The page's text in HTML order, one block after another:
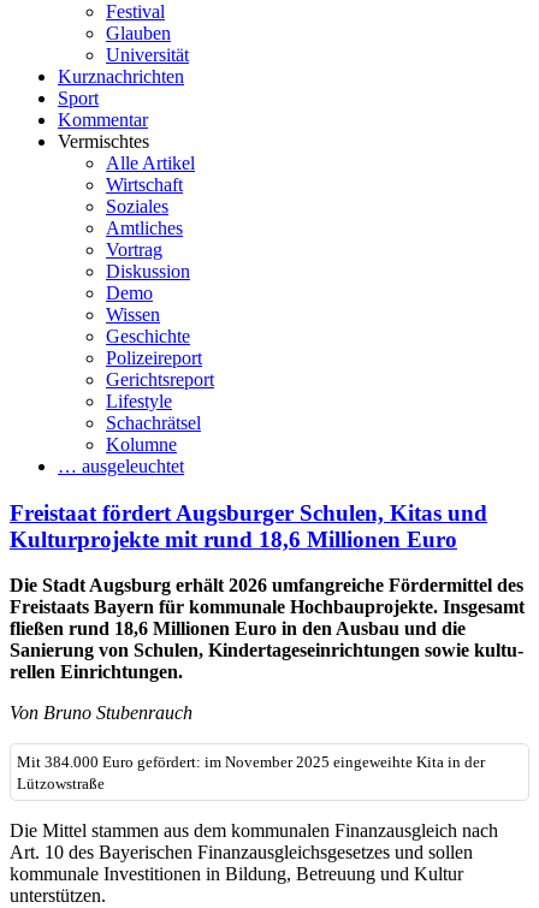
Festival
Glauben
Universität
Kurznachrichten
Sport
Kommentar
Vermischtes
Alle Artikel
Wirtschaft
Soziales
Amtliches
Vortrag
Diskussion
Demo
Wissen
Geschichte
Polizeireport
Gerichtsreport
Lifestyle
Schachrätsel
Kolumne
… ausgeleuchtet
Freistaat fördert Augsburger Schulen, Kitas und
Kultur­projekte mit rund 18,6 Millionen Euro
Die Stadt Augsburg erhält 2026 umfang­reiche Förder­mittel des
Freistaats Bayern für kommunale Hochbau­projekte. Insgesamt
fließen rund 18,6 Milli­onen Euro in den Ausbau und die
Sanierung von Schulen, Kinder­tages­ein­richtungen sowie kultu­
rellen Einrichtungen.
Von Bruno Stubenrauch
Mit 384.000 Euro gefördert: im November 2025 eingeweihte Kita in der
Lützowstraße
Die Mittel stammen aus dem kommunalen Finanz­ausgleich nach
Art. 10 des Baye­rischen Finanz­aus­gleichs­gesetzes und sollen
kommunale Investi­tionen in Bildung, Betreuung und Kultur
unterstützen.